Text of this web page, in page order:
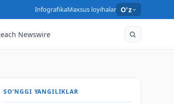
InfografikaMaxsus loyihalar O'z
Newswire
SO'NGGI YANGILIKLAR